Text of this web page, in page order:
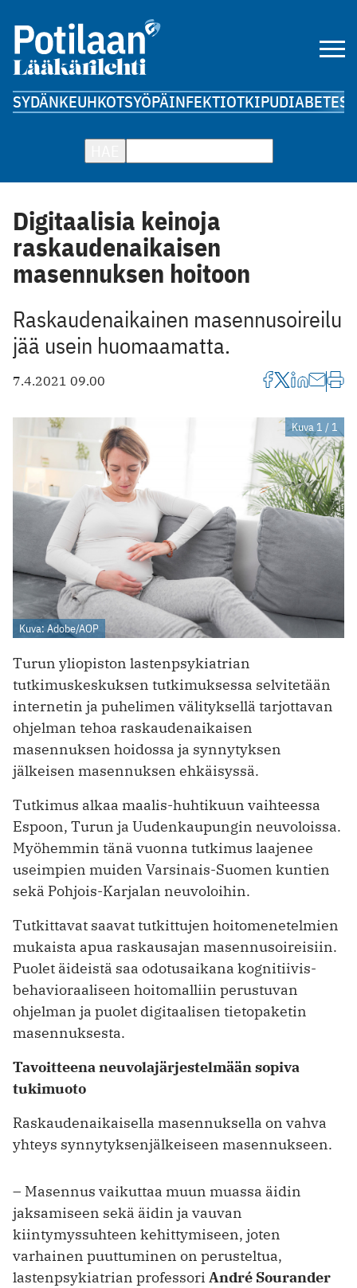
SYDÄNKEUHKOTSYÖPÄINFEKTIOTKIPUDIABETES
Digitaalisia keinoja
raskaudenaikaisen
masennuksen hoitoon
Raskaudenaikainen masennusoireilu
jää usein huomaamatta.
7.4.2021 09.00
Kuva 1 / 1
Kuva: Adobe/AOP
Turun yliopiston lastenpsykiatrian
tutkimuskeskuksen tutkimuksessa selvitetään
internetin ja puhelimen välityksellä tarjottavan
ohjelman tehoa raskaudenaikaisen
masennuksen hoidossa ja synnytyksen
jälkeisen masennuksen ehkäisyssä.
Tutkimus alkaa maalis-huhtikuun vaihteessa
Espoon, Turun ja Uudenkaupungin neuvoloissa.
Myöhemmin tänä vuonna tutkimus laajenee
useimpien muiden Varsinais-Suomen kuntien
sekä Pohjois-Karjalan neuvoloihin.
Tutkittavat saavat tutkittujen hoitomenetelmien
mukaista apua raskausajan masennusoireisiin.
Puolet äideistä saa odotusaikana kognitiivis-
behavioraaliseen hoitomalliin perustuvan
ohjelman ja puolet digitaalisen tietopaketin
masennuksesta.
Tavoitteena neuvolajärjestelmään sopiva
tukimuoto
Raskaudenaikaisella masennuksella on vahva
yhteys synnytyksenjälkeiseen masennukseen.
– Masennus vaikuttaa muun muassa äidin
jaksamiseen sekä äidin ja vauvan
kiintymyssuhteen kehittymiseen, joten
varhainen puuttuminen on perusteltua,
lastenpsykiatrian professori André Sourander